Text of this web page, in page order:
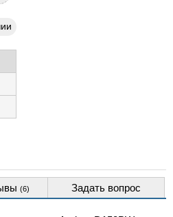
(6) Задать вопрос